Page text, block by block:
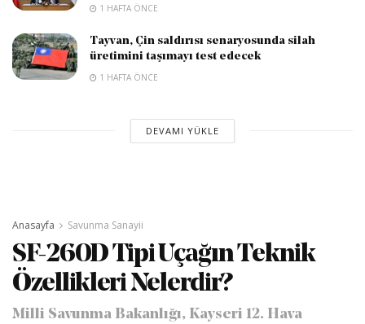
1 HAFTA ÖNCE
Tayvan, Çin saldırısı senaryosunda silah
üretimini taşımayı test edecek
1 HAFTA ÖNCE
DEVAMI YÜKLE
Anasayfa Savunma Sanayii
SF-260D Tipi Uçağın Teknik
Özellikleri Nelerdir?
Milli Savunma Bakanlığı, Kayseri 12. Hava